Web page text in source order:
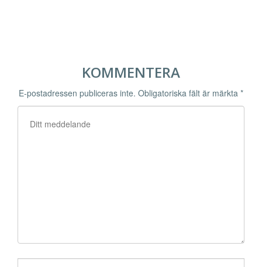
KOMMENTERA
E-postadressen publiceras inte. Obligatoriska fält är märkta *